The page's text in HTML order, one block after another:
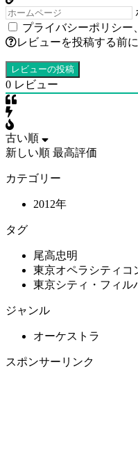
プライバシーポリシー
レビューを投稿する前
0 レビュー
古い順
新しい順 最高評価
カテゴリー
2012年
タグ
尾高忠明
東京オペラシティコ
東京シティ・フィル
ジャンル
オーケストラ
スポンサーリンク